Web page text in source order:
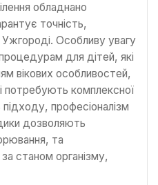
обладнано
точність,
Ужгороді. Особливу увагу
для дітей, які
вікових особливостей,
потребують комплексної
професіоналізм
дозволяють
та
станом організму,